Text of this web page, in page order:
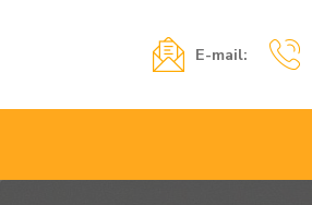
E-mail: